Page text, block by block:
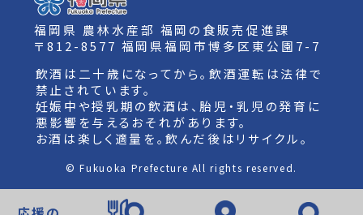
福岡県 農林水産部 福岡の食販売促進課
〒812-8577 福岡県福岡市博多区東公園7-7
飲酒は二十歳になってから。飲酒運転は法律で
禁止されています。
妊娠中や授乳期の飲酒は、胎児・乳児の発育に
悪影響を与えるおそれがあります。
お酒は楽しく適量を。飲んだ後はリサイクル。
© Fukuoka Prefecture All rights reserved.